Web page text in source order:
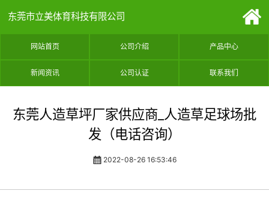
东莞市立美体育科技有限公司
网站首页 公司介绍 产品中心
新闻资讯 公司认证 联系我们
东莞人造草坪厂家供应商_人造草足球场批
发（电话咨询）
2022-08-26 16:53:46